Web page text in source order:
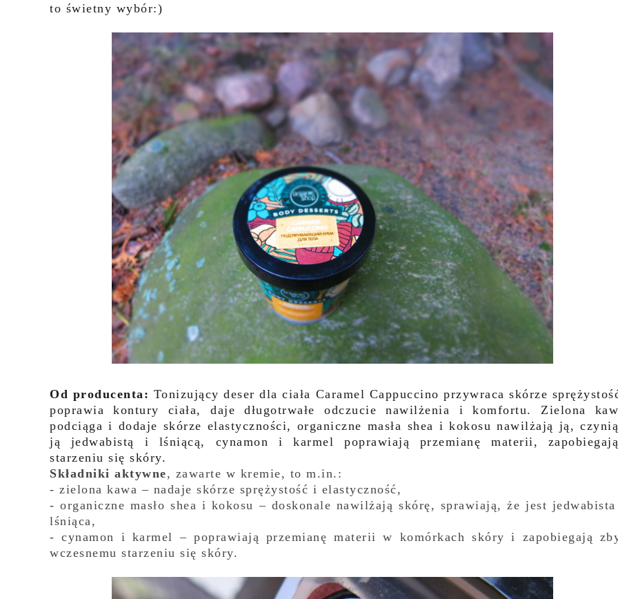
to świetny wybór:)
Od producenta: Tonizujący deser dla ciała Caramel Cappuccino przywraca skórze
poprawia kontury ciała, daje długotrwałe odczucie nawilżenia i komfortu. Zielona
podciąga i dodaje skórze elastyczności, organiczne masła shea i kokosu nawilżają ją,
ją jedwabistą i lśniącą, cynamon i karmel poprawiają przemianę materii,
starzeniu się skóry.
Składniki aktywne, zawarte w kremie, to m.in.:
- zielona kawa – nadaje skórze sprężystość i elastyczność,
- organiczne masło shea i kokosu – doskonale nawilżają skórę, sprawiają, że jest
lśniąca,
- cynamon i karmel – poprawiają przemianę materii w komórkach skóry i zapobiegają
wczesnemu starzeniu się skóry.